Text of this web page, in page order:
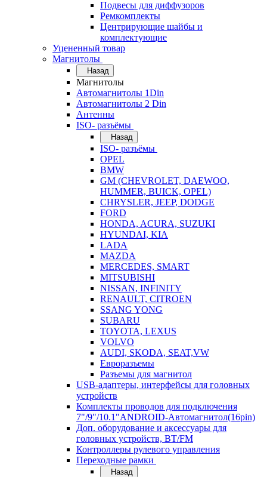
Подвесы для диффузоров
Ремкомплекты
Центрирующие шайбы и
комплектующие
Уцененный товар
Магнитолы
Назад
Магнитолы
Автомагнитолы 1Din
Автомагнитолы 2 Din
Антенны
ISO- разъёмы
Назад
ISO- разъёмы
OPEL
BMW
GM (CHEVROLET, DAEWOO,
HUMMER, BUICK, OPEL)
CHRYSLER, JEEP, DODGE
FORD
HONDA, ACURA, SUZUKI
HYUNDAI, KIA
LADA
MAZDA
MERCEDES, SMART
MITSUBISHI
NISSAN, INFINITY
RENAULT, CITROEN
SSANG YONG
SUBARU
TOYOTA, LEXUS
VOLVO
AUDI, SKODA, SEAT,VW
Евроразъемы
Разъемы для магнитол
USB-адаптеры, интерфейсы для головных
устройств
Комплекты проводов для подключения
7"/9"/10.1"ANDROID-Автомагнитол(16pin)
Доп. оборудование и аксессуары для
головных устройств, BT/FM
Контроллеры рулевого управления
Переходные рамки
Назад